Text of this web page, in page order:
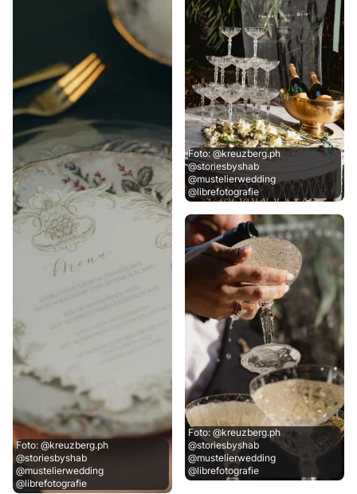
Foto: @kreuzberg.ph
@storiesbyshab
@mustelierwedding
@librefotografie
Foto: @kreuzberg.ph
@storiesbyshab
@mustelierwedding
@librefotografie
Foto: @kreuzberg.ph
@storiesbyshab
@mustelierwedding
@librefotografie